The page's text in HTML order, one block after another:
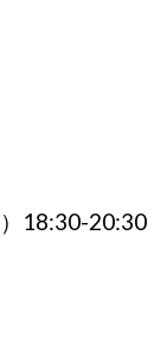
18:30-20:30